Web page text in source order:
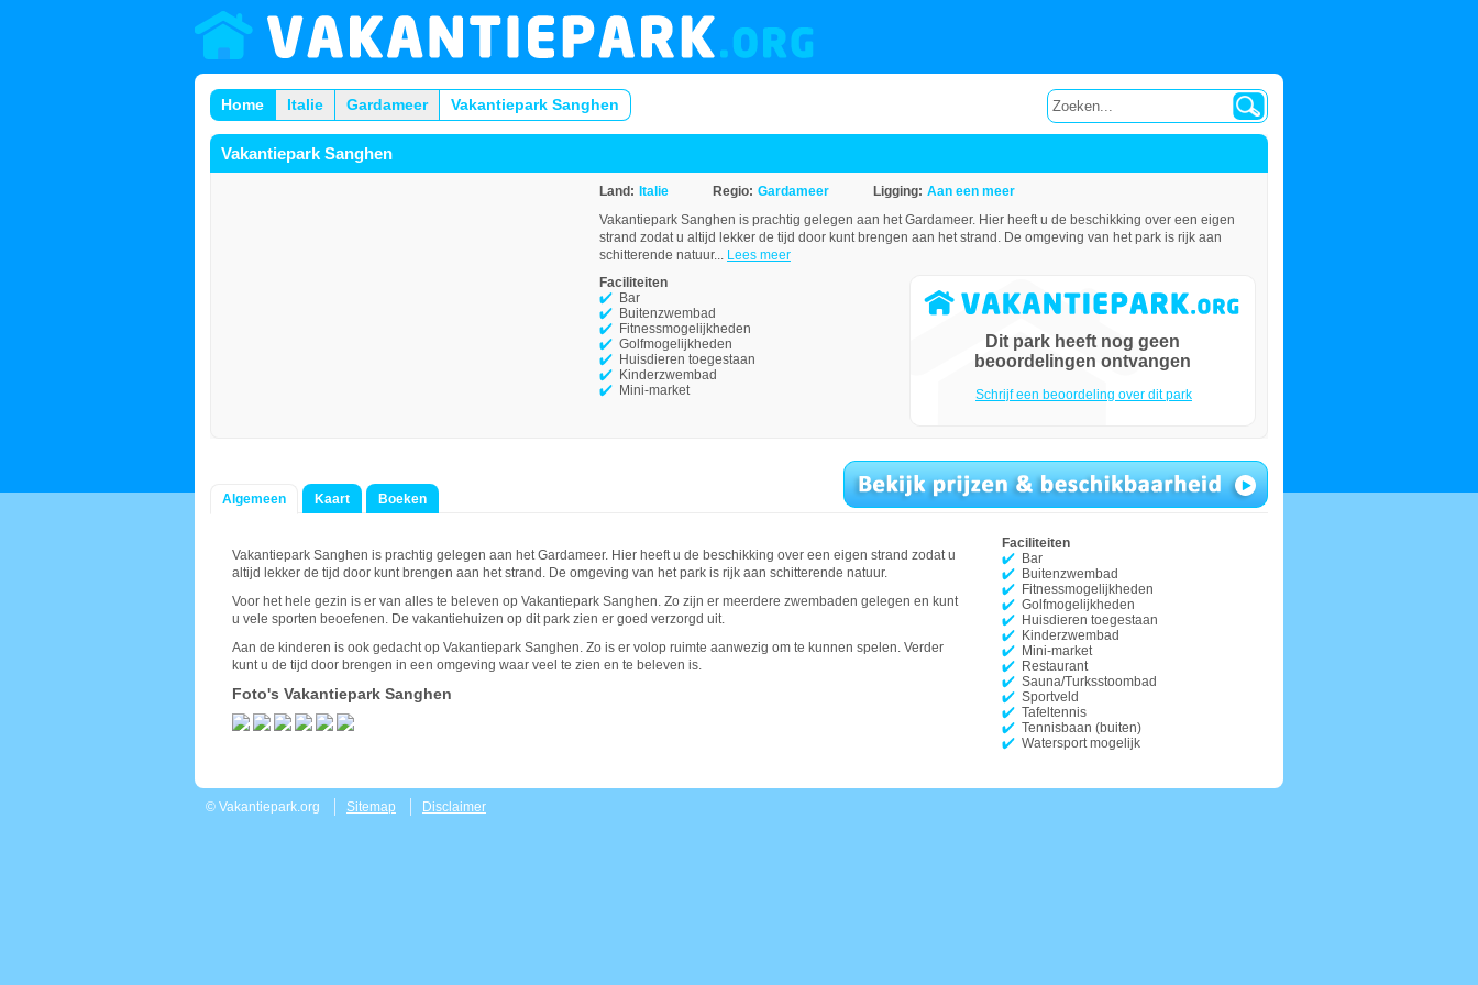
Home Italie Gardameer Vakantiepark Sanghen
Vakantiepark Sanghen
Land: Italie Regio: Gardameer Ligging: Aan een meer
Vakantiepark Sanghen is prachtig gelegen aan het Gardameer. Hier heeft u de beschikking over een eigen
strand zodat u altijd lekker de tijd door kunt brengen aan het strand. De omgeving van het park is rijk aan
schitterende natuur... Lees meer
Faciliteiten
Bar
Buitenzwembad
Fitnessmogelijkheden
Golfmogelijkheden
Huisdieren toegestaan
Kinderzwembad
Mini-market
Dit park heeft nog geen
beoordelingen ontvangen
Schrijf een beoordeling over dit park
Algemeen Kaart Boeken
Vakantiepark Sanghen is prachtig gelegen aan het Gardameer. Hier heeft u de beschikking over een eigen strand zodat u
altijd lekker de tijd door kunt brengen aan het strand. De omgeving van het park is rijk aan schitterende natuur.
Voor het hele gezin is er van alles te beleven op Vakantiepark Sanghen. Zo zijn er meerdere zwembaden gelegen en kunt
u vele sporten beoefenen. De vakantiehuizen op dit park zien er goed verzorgd uit.
Aan de kinderen is ook gedacht op Vakantiepark Sanghen. Zo is er volop ruimte aanwezig om te kunnen spelen. Verder
kunt u de tijd door brengen in een omgeving waar veel te zien en te beleven is.
Foto's Vakantiepark Sanghen
Faciliteiten
Bar
Buitenzwembad
Fitnessmogelijkheden
Golfmogelijkheden
Huisdieren toegestaan
Kinderzwembad
Mini-market
Restaurant
Sauna/Turksstoombad
Sportveld
Tafeltennis
Tennisbaan (buiten)
Watersport mogelijk
© Vakantiepark.org Sitemap Disclaimer